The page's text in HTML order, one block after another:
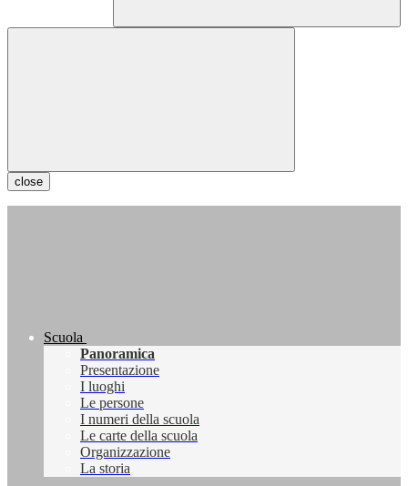
close
Scuola
Panoramica
Presentazione
I luoghi
Le persone
I numeri della scuola
Le carte della scuola
Organizzazione
La storia